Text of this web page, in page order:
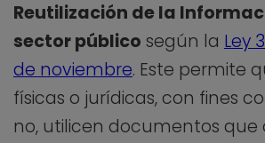
Reutilización de la
sector público según la Ley
de noviembre. Este permite
físicas o jurídicas, con fines
no, utilicen documentos que